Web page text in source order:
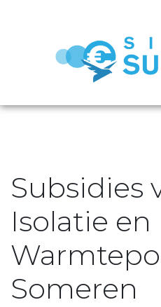
Subsidies
Isolatie en
Someren